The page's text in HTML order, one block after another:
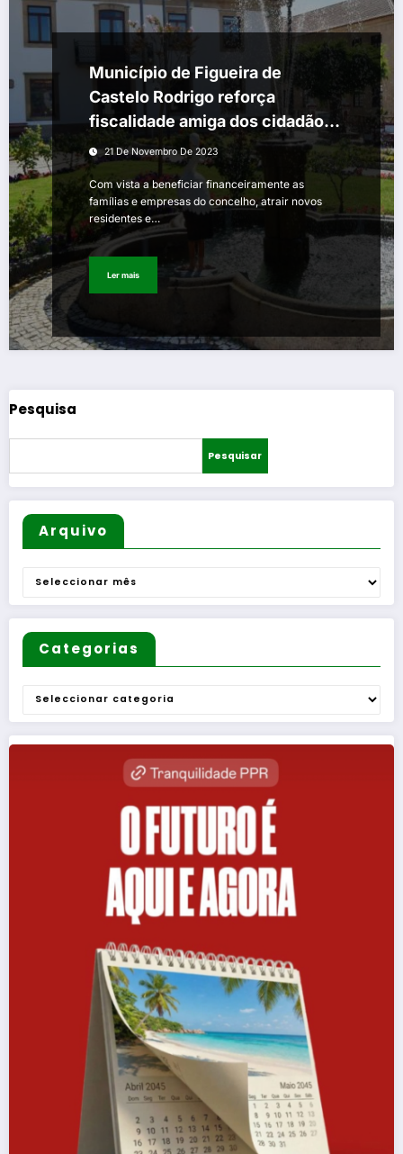
Município de Figueira de
Castelo Rodrigo reforça
fiscalidade amiga dos cidadãos
para 2024
21 De Novembro De 2023
Com vista a beneficiar financeiramente as
famílias e empresas do concelho, atrair novos
residentes e…
Ler mais
Pesquisa
Pesquisar
Arquivo
Arquivo
Categorias
Categorias